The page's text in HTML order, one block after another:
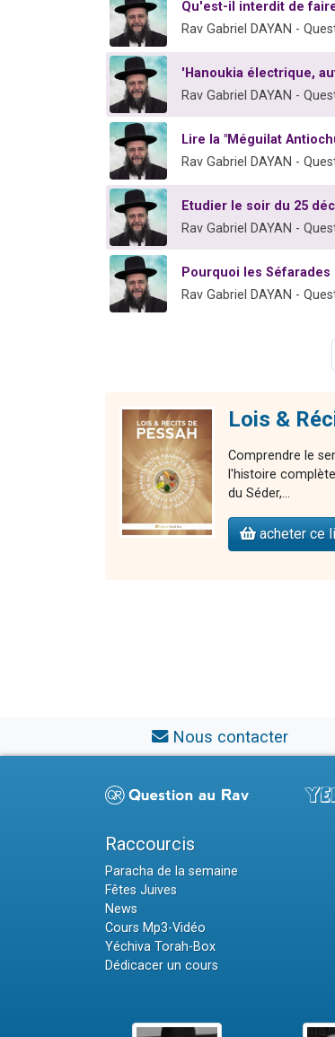
Qu'est-il interdit de
Rav Gabriel DAYAN -
'Hanoukia électrique,
Rav Gabriel DAYAN -
Lire la "Méguilat
Rav Gabriel DAYAN -
Etudier le soir du 25
Rav Gabriel DAYAN -
Pourquoi les
Rav Gabriel DAYAN -
Lois &
Comprendre le
l'histoire
du Séder,...
acheter ce
Nous contacter
Raccourcis
Paracha de la semaine
Fêtes Juives
News
Cours Mp3-Vidéo
Yéchiva Torah-Box
Dédicacer un cours